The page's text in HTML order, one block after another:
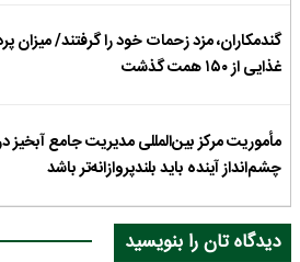
گندمکاران، مزد زحمات خود را گرفتند/ میزان
غذایی از ۱۵۰ همت گذشت
مأموریت مرکز بین‌المللی مدیریت جامع
چشم‌انداز آینده باید بلندپروازانه‌تر باشد
دیدگاه تان را بنویسید